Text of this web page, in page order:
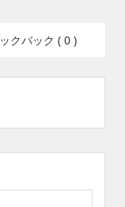
クバック ( 0 )